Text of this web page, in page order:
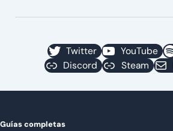
Twitter YouTube
Discord
Steam
Guías completas